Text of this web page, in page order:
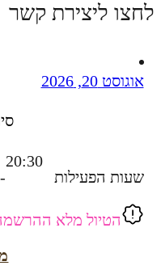
לחצו ליצירת קשר
אוגוסט 20, 2026
שעות הפעילות
20:30
-
הטיול מלא